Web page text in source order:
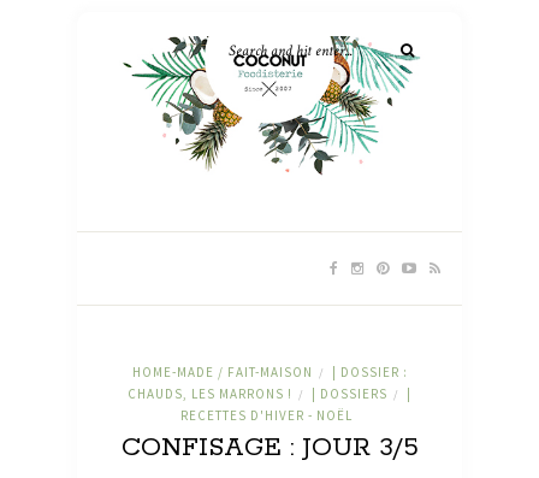
HOME-MADE / FAIT-MAISON /
| DOSSIER :
CHAUDS, LES MARRONS !
/ | DOSSIERS /
RECETTES D'HIVER - NOËL
CONFISAGE : JOUR 3/5